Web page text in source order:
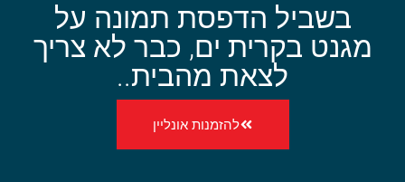
בשביל הדפסת תמונה על
מגנט בקרית ים, כבר לא צריך
לצאת מהבית..
להזמנות אונליין